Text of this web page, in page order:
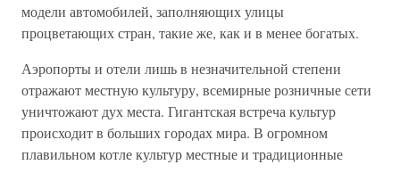
модели автомобилей, заполняющих улицы
процветающих стран, такие же, как и в менее богатых.
Аэропорты и отели лишь в незначительной степени
отражают местную культуру, всемирные розничные сети
уничтожают дух места. Гигантская встреча культур
происходит в больших городах мира. В огромном
плавильном котле культур местные и традиционные